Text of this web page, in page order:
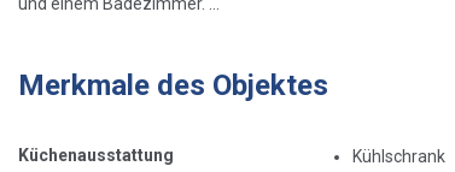
Merkmale des Objektes
Küchenausstattung
Kühlschrank